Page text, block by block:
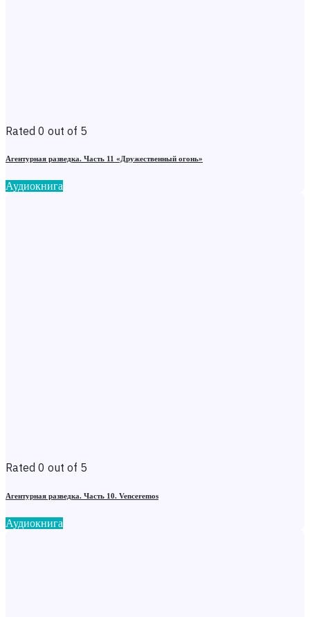
Rated 0 out of 5
Агентурная разведка. Часть 11 «Дружественный огонь»
Аудиокнига
Rated 0 out of 5
Агентурная разведка. Часть 10. Venceremos
Аудиокнига